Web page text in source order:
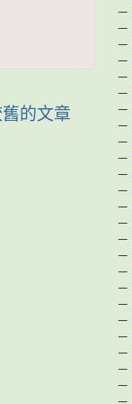
的文章
－
－
－
－
－
－
－
－
－
－
－
－
－
－
－
－
－
－
－
－
－
－
－
－